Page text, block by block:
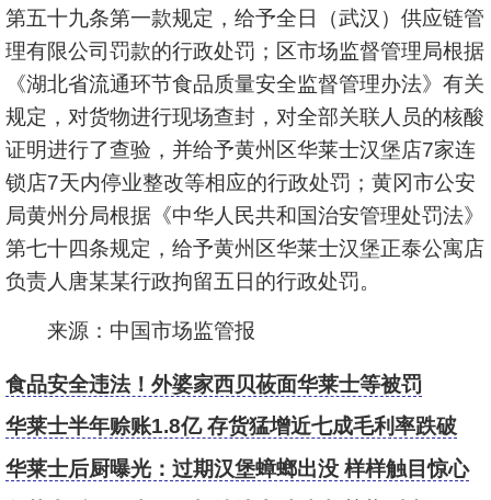
第五十九条第一款规定，给予全日（武汉）供应链管
理有限公司罚款的行政处罚；区市场监督管理局根据
《湖北省流通环节食品质量安全监督管理办法》有关
规定，对货物进行现场查封，对全部关联人员的核酸
证明进行了查验，并给予黄州区华莱士汉堡店7家连
锁店7天内停业整改等相应的行政处罚；黄冈市公安
局黄州分局根据《中华人民共和国治安管理处罚法》
第七十四条规定，给予黄州区华莱士汉堡正泰公寓店
负责人唐某某行政拘留五日的行政处罚。
来源：中国市场监管报
食品安全违法！外婆家西贝莜面华莱士等被罚
华莱士半年赊账1.8亿 存货猛增近七成毛利率跌破
6%
华莱士后厨曝光：过期汉堡蟑螂出没 样样触目惊心